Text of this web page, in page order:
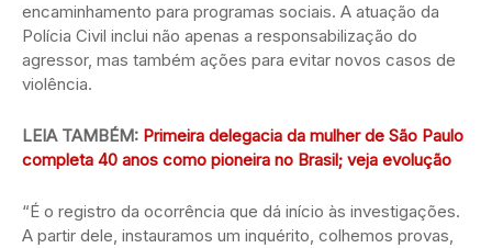
encaminhamento para programas sociais. A atuação da
Polícia Civil inclui não apenas a responsabilização do
agressor, mas também ações para evitar novos casos de
violência.
LEIA TAMBÉM: Primeira delegacia da mulher de São Paulo
completa 40 anos como pioneira no Brasil; veja evolução
“É o registro da ocorrência que dá início às investigações.
A partir dele, instauramos um inquérito, colhemos provas,